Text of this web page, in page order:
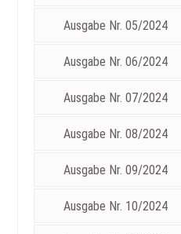
Ausgabe Nr. 05/2024
Ausgabe Nr. 06/2024
Ausgabe Nr. 07/2024
Ausgabe Nr. 08/2024
Ausgabe Nr. 09/2024
Ausgabe Nr. 10/2024